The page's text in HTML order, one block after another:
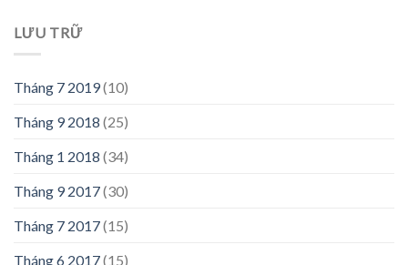
LƯU TRỮ
Tháng 7 2019(10)
Tháng 9 2018 (25)
Tháng 1 2018 (34)
Tháng 9 2017(30)
Tháng 7 2017(15)
Tháng 6 2017(15)